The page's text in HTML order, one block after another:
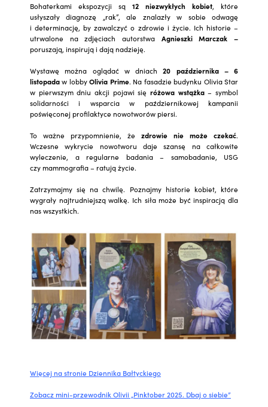
Bohaterkami ekspozycji są 12 niezwykłych kobiet, które
usłyszały diagnozę „rak”, ale znalazły w sobie odwagę
i determinację, by zawalczyć o zdrowie i życie. Ich historie –
utrwalone na zdjęciach autorstwa Agnieszki Marczak –
poruszają, inspirują i dają nadzieję.
Wystawę można oglądać w dniach20 października – 6
listopadaw lobbyOlivia Prime. Na fasadzie budynku Olivia Star
w pierwszym dniu akcji pojawi się różowa wstążka– symbol
solidarności i wsparcia w październikowej kampanii
poświęconej profilaktyce nowotworów piersi.
To ważne przypomnienie, że zdrowie nie może czekać.
Wczesne wykrycie nowotworu daje szansę na całkowite
wyleczenie, a regularne badania – samobadanie, USG
czy mammografia – ratują życie.
Zatrzymajmy się na chwilę. Poznajmy historie kobiet, które
wygrały najtrudniejszą walkę. Ich siła może być inspiracją dla
nas wszystkich.
Więcej na stronie Dziennika Bałtyckiego
Zobacz mini-przewodnik Olivii „Pinktober 2025. Dbaj o siebie”